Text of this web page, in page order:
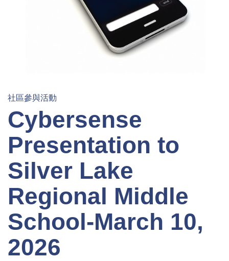
社區參與活動
Cybersense
Presentation to
Silver Lake
Regional Middle
School-March 10,
2026